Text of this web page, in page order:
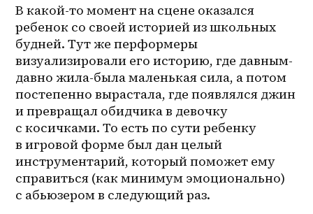
В какой-то момент на сцене оказался
ребенок со своей историей из школьных
будней. Тут же перформеры
визуализировали его историю, где давным-
давно жила-была маленькая сила, а потом
постепенно вырастала, где появлялся джин
и превращал обидчика в девочку
с косичками. То есть по сути ребенку
в игровой форме был дан целый
инструментарий, который поможет ему
справиться (как минимум эмоционально)
с абьюзером в следующий раз.